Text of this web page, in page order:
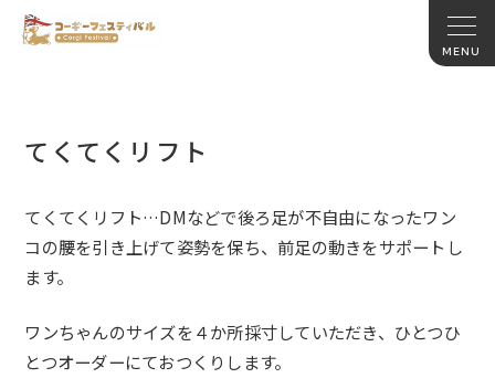
てくてくリフト
てくてくリフト…DMなどで後ろ足が不自由になったワン
コの腰を引き上げて姿勢を保ち、前足の動きをサポートし
ます。
ワンちゃんのサイズを４か所採寸していただき、ひとつひ
とつオーダーにておつくりします。